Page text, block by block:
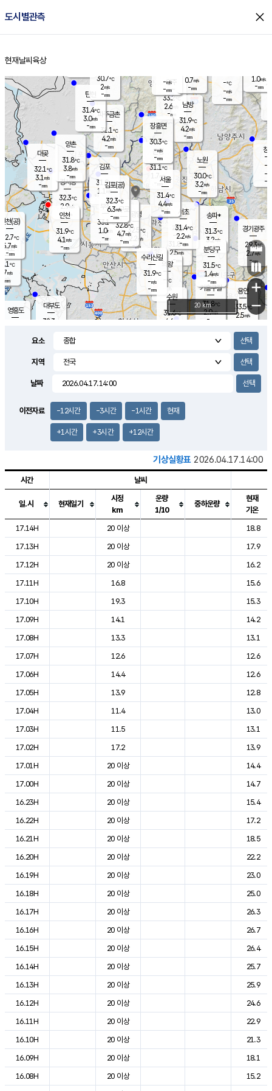
도시별관측 close
홈
현재날씨 육상
의도
℃
m/s
mm
영흥도
양주
33.2℃
2.6
-mm
과천
31.8℃
2.5m/s
- mm
용인
33.5℃
2.5m/s
경기광주
29.3℃
2.7m/s
-mm
4.2m/s
대부도
32.3
경서동
32.3℃
2.9m/s
-mm
파주금촌
31.1℃
4.2m/s
-mm
-℃
-m/s
-mm
대곶
32.1℃
3.1 m/s
-mm
창
-
-m/
-
탄현
31.4℃
3.0m/s
-mm
1.0m/s
-mm
의왕
- ℃
m/s
mm
김포
31.9℃
1.1 m/s
mm
광명
32.5 ℃
2.2 m/s
-mm
부천
33.1℃
1.0m/s
-mm
양촌
31.8℃
3.8m/s
-mm
구로
32.8℃
4.7m/s
-mm
은평
31.1℃
1.7 m/s
- mm
노원
30.0℃
3.2m/s
-mm
송파*
31.3℃
3.2m/s
-mm
서초
31.4℃
2.2m/s
-mm
남방
31.9℃
4.2m/s
-mm
기흥구갈
31.8℃
2.9m/s
-
수리산길
31.9℃
-m/s
-mm
분당구
31.5℃
1.4m/s
-mm
장흥면
30.3℃
-m/s
-mm
-m/s
-mm
인천(공)
32.7℃
5.7m/s
-mm
김포(공)
32.3℃
6.3m/s
-mm
수원
31.6℃
4.6 m/s
인천
31.9℃
4.1 m/s
-mm
서울
31.4℃
4.4m/s
-mm
30.7℃
2m/s
-mm
0.7m/s
-mm
+
−
20 km
요소
지역
날짜
이전자료 -12시간 -3시간 -1시간 현재
+1시간 +3시간 +12시간
기상실황표 2026.04.17.14:00
도시별 기상실황표로 지점, 날씨, 기온, 강수, 바람, 기압등을 안내한 표입
시간 날씨
일.시 현재일기
시정
km
운량
1/10
중하운량
현재
기온
17.14H
20 이상
18.8
17.13H
20 이상
17.9
17.12H
20 이상
16.2
17.11H
16.8
15.6
17.10H
19.3
15.3
17.09H
14.1
14.2
17.08H
13.3
13.1
17.07H
12.6
12.6
17.06H
14.4
12.6
17.05H
13.9
12.8
17.04H
11.4
13.0
17.03H
11.5
13.1
17.02H
17.2
13.9
17.01H
20 이상
14.4
17.00H
20 이상
14.7
16.23H
20 이상
15.4
16.22H
20 이상
17.2
16.21H
20 이상
18.5
16.20H
20 이상
22.2
16.19H
20 이상
23.0
16.18H
20 이상
25.0
16.17H
20 이상
26.3
16.16H
20 이상
26.7
16.15H
20 이상
26.4
16.14H
20 이상
25.7
16.13H
20 이상
25.9
16.12H
20 이상
24.6
16.11H
20 이상
22.9
16.10H
20 이상
21.3
16.09H
20 이상
18.1
16.08H
20 이상
15.2